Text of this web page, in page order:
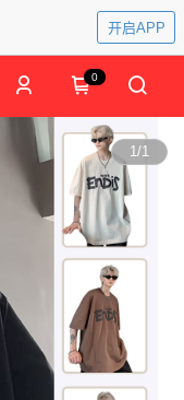
开启APP
0
1/1